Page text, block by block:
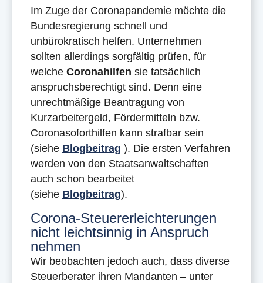
Im Zuge der Coronapandemie möchte die
Bundesregierung schnell und
unbürokratisch helfen. Unternehmen
sollten allerdings sorgfältig prüfen, für
welche Coronahilfen sie tatsächlich
anspruchsberechtigt sind. Denn eine
unrechtmäßige Beantragung von
Kurzarbeitergeld, Fördermitteln bzw.
Coronasoforthilfen kann strafbar sein
(siehe Blogbeitrag ). Die ersten Verfahren
werden von den Staatsanwaltschaften
auch schon bearbeitet
(siehe Blogbeitrag).
Corona-Steuererleichterungen
nicht leichtsinnig in Anspruch
nehmen
Wir beobachten jedoch auch, dass diverse
Steuerberater ihren Mandanten – unter